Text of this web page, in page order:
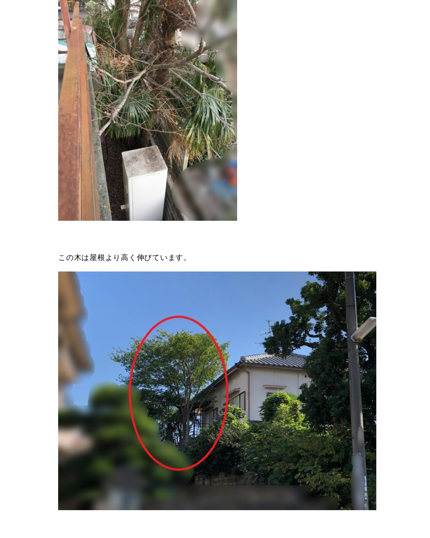
この木は屋根より高く伸びています。